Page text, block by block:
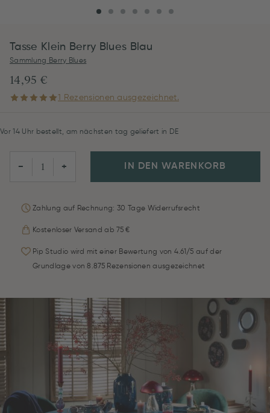
Tasse Klein Berry Blues Blau
Sammlung Berry Blues
14,95 €
1 Rezensionen ausgezeichnet.
Vor 14 Uhr bestellt, am nächsten tag geliefert in DE
− + IN DEN WARENKORB
Zahlung auf Rechnung: 30 Tage Widerrufsrecht
Kostenloser Versand ab 75 €
Pip Studio wird mit einer Bewertung von 4.61/5 auf der
Grundlage von 8.875 Rezensionen ausgezeichnet